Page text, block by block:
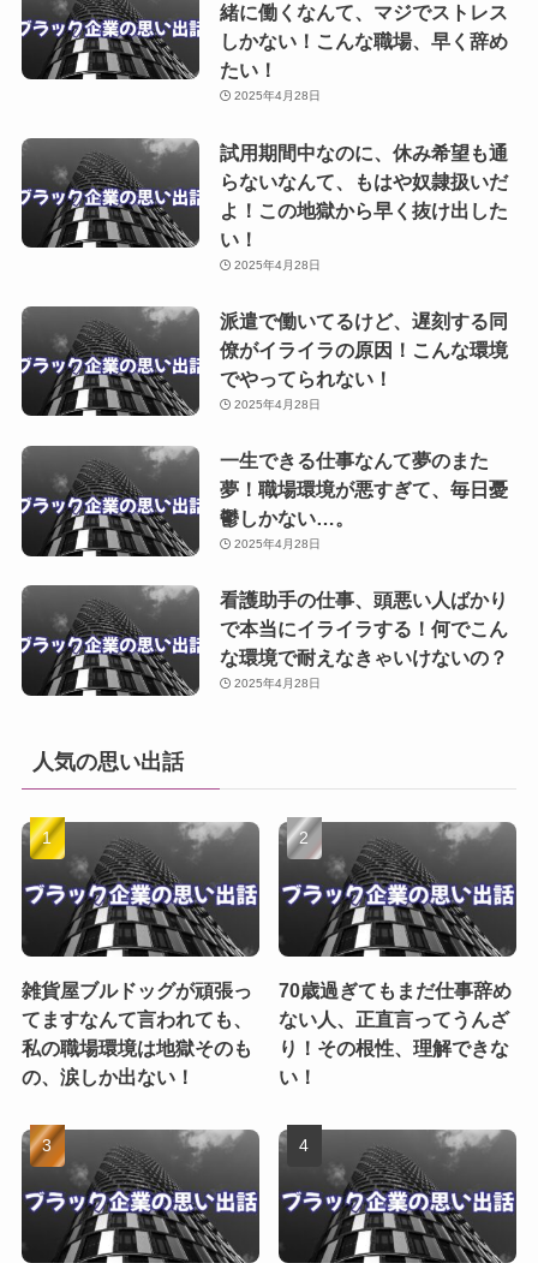
緒に働くなんて、マジでストレス
しかない！こんな職場、早く辞め
たい！
2025年4月28日
試用期間中なのに、休み希望も通
らないなんて、もはや奴隷扱いだ
よ！この地獄から早く抜け出した
い！
2025年4月28日
派遣で働いてるけど、遅刻する同
僚がイライラの原因！こんな環境
でやってられない！
2025年4月28日
一生できる仕事なんて夢のまた
夢！職場環境が悪すぎて、毎日憂
鬱しかない…。
2025年4月28日
看護助手の仕事、頭悪い人ばかり
で本当にイライラする！何でこん
な環境で耐えなきゃいけないの？
2025年4月28日
人気の思い出話
雑貨屋ブルドッグが頑張っ
てますなんて言われても、
私の職場環境は地獄そのも
の、涙しか出ない！
70歳過ぎてもまだ仕事辞め
ない人、正直言ってうんざ
り！その根性、理解できな
い！